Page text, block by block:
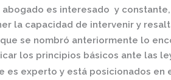
abogado es interesado y
la capacidad de intervenir y
se nombró anteriormente lo
los principios básicos ante las
es experto y está posicionados en